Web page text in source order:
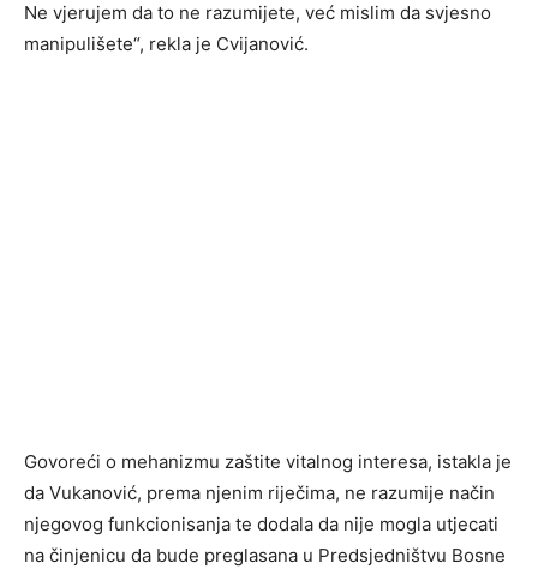
Ne vjerujem da to ne razumijete, već mislim da svjesno
manipulišete“, rekla je Cvijanović.
Govoreći o mehanizmu zaštite vitalnog interesa, istakla je
da Vukanović, prema njenim riječima, ne razumije način
njegovog funkcionisanja te dodala da nije mogla utjecati
na činjenicu da bude preglasana u Predsjedništvu Bosne